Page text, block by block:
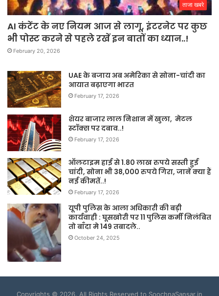
ताजा खबरे
AI कंटेंट के नए नियम आज से लागू, इंटरनेट पर कुछ
भी पोस्ट करने से पहले रखें इन बातों का ध्यान..!
February 20, 2026
UAE के बजाय अब अमेरिका से सोना-चांदी का
आयात बढ़ाएगा भारत
February 17, 2026
शेयर बाजार लाल निशान में खुला, मेटल
स्टॉक्स पर दबाव..!
February 17, 2026
ऑलटाइम हाई से 1.80 लाख रुपये सस्ती हुई
चांदी, सोना भी 38,000 रुपये गिरा, जानें क्या हैं
नई कीमतें..!
February 17, 2026
यूपी पुलिस के आला अधिकारी की बड़ी
कार्यवाही : घूसखोरी पर 11 पुलिस कर्मी निलंबित
तो बाँदा मे 149 तबादले..
October 24, 2025
Copyrights © 2026. All Rights Reserved to SoochnaSansar.in